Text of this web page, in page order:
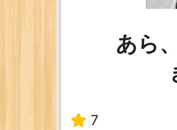
あら
7